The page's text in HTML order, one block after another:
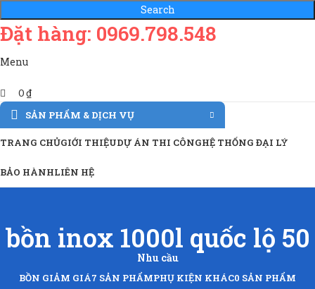
Search
Đặt hàng: 0969.798.548
Menu
0₫
SẢN PHẨM & DỊCH VỤ
TRANG CHỦGIỚI THIỆUDỰ ÁN THI CÔNGHỆ THỐNG ĐẠI LÝ
BẢO HÀNHLIÊN HỆ
bồn inox 1000l quốc lộ 50
Nhu cầu
BỒN GIẢM GIÁ7 SẢN PHẨMPHỤ KIỆN KHÁC0 SẢN PHẨM